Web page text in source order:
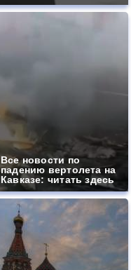
Все новости по
падению вертолета на
Кавказе: читать здесь